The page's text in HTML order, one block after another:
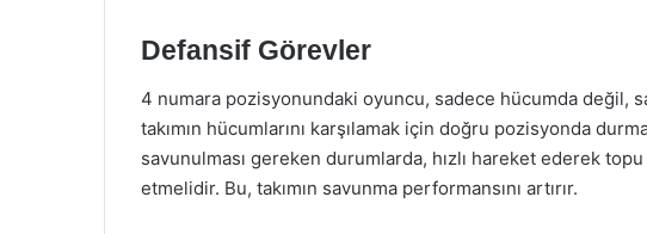
Defansif Görevler
4 numara pozisyonundaki oyuncu, sadece hücumda değil,
takımın hücumlarını karşılamak için doğru pozisyonda
savunulması gereken durumlarda, hızlı hareket ederek
etmelidir. Bu, takımın savunma performansını artırır.